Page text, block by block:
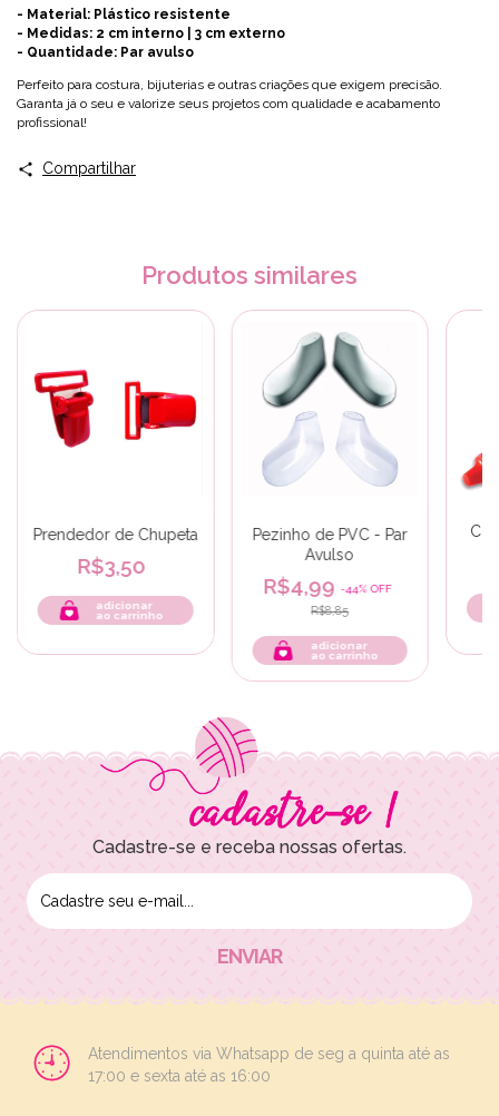
- Material: Plástico resistente
- Medidas: 2 cm interno | 3 cm externo
- Quantidade: Par avulso
Perfeito para costura, bijuterias e outras criações que exigem precisão.
Garanta já o seu e valorize seus projetos com qualidade e acabamento
profissional!
Compartilhar
Produtos similares
Prendedor de Chupeta
R$3,50
adicionar
ao carrinho
Pezinho de PVC - Par
Avulso
R$4,99-44%OFF
R$8,85
adicionar
ao carrinho
Cadastre-se e receba nossas ofertas.
Atendimentos via Whatsapp de seg a quinta até as
17:00 e sexta até as 16:00